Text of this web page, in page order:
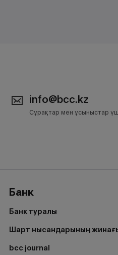
info@bcc.kz
Сұрақтар мен ұсыныстар
Банк
Банк туралы
Шарт нысандарының
bcc journal